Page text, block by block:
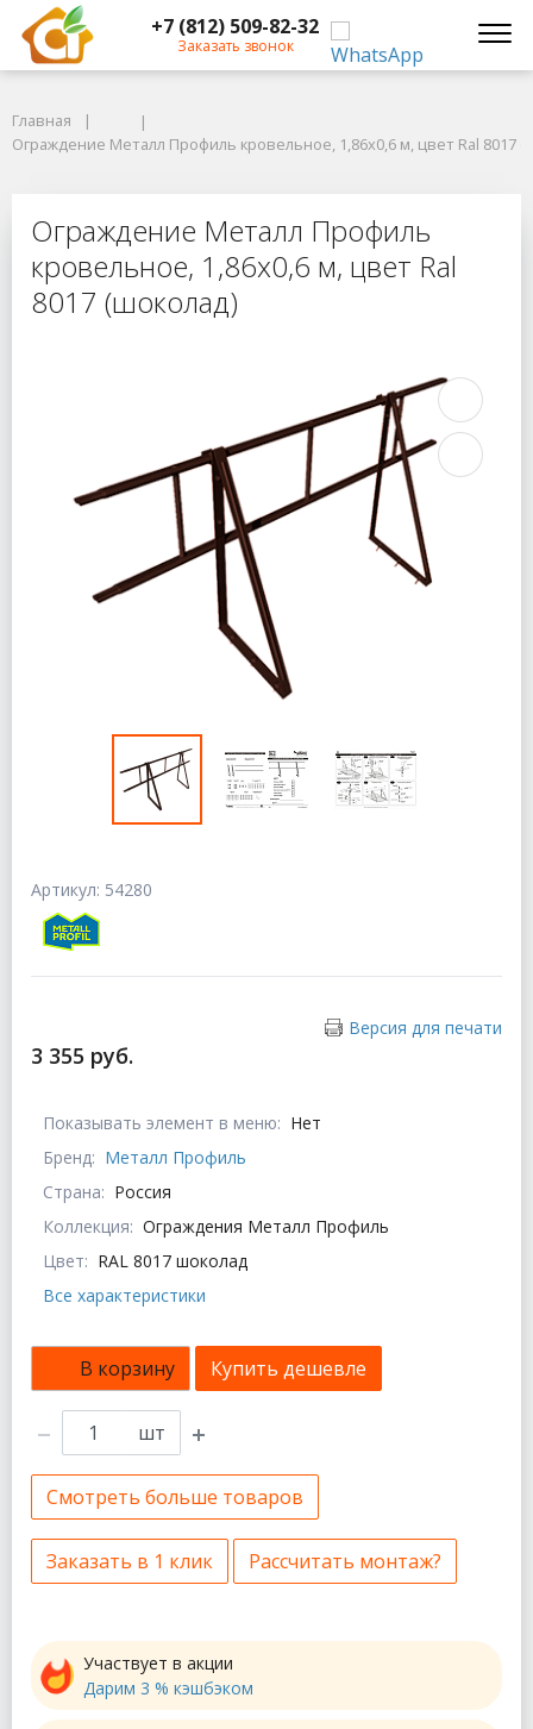
+7 (812) 509-82-32
Заказать звонок
Ограждение Металл Профиль кровельное, 1,86х0,6 м, цвет Ral 8017
Ограждение Металл Профиль
Главная
Ограждение Металл Профиль кровельное, 1,86х0,6 м, цвет Ral 8017
Ограждение Металл Профиль
кровельное, 1,86х0,6 м, цвет Ral
8017 (шоколад)
Артикул: 54280
Версия для печати
3 355 руб.
Показывать элемент в меню: Нет
Бренд: Металл Профиль
Страна: Россия
Коллекция: Ограждения Металл Профиль
Цвет: RAL 8017 шоколад
Все характеристики
В корзину Купить дешевле
шт
Смотреть больше товаров
Заказать в 1 клик Рассчитать монтаж?
Участвует в акции
Дарим 3 % кэшбэком